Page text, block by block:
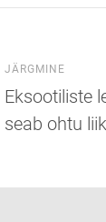
JÄRGMINE
Eksootiliste
seab ohtu